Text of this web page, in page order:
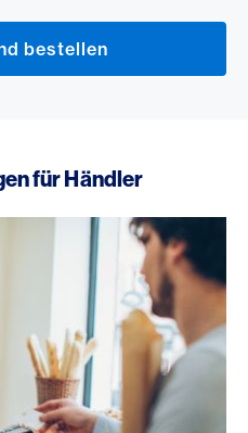
bestellen
für Händler